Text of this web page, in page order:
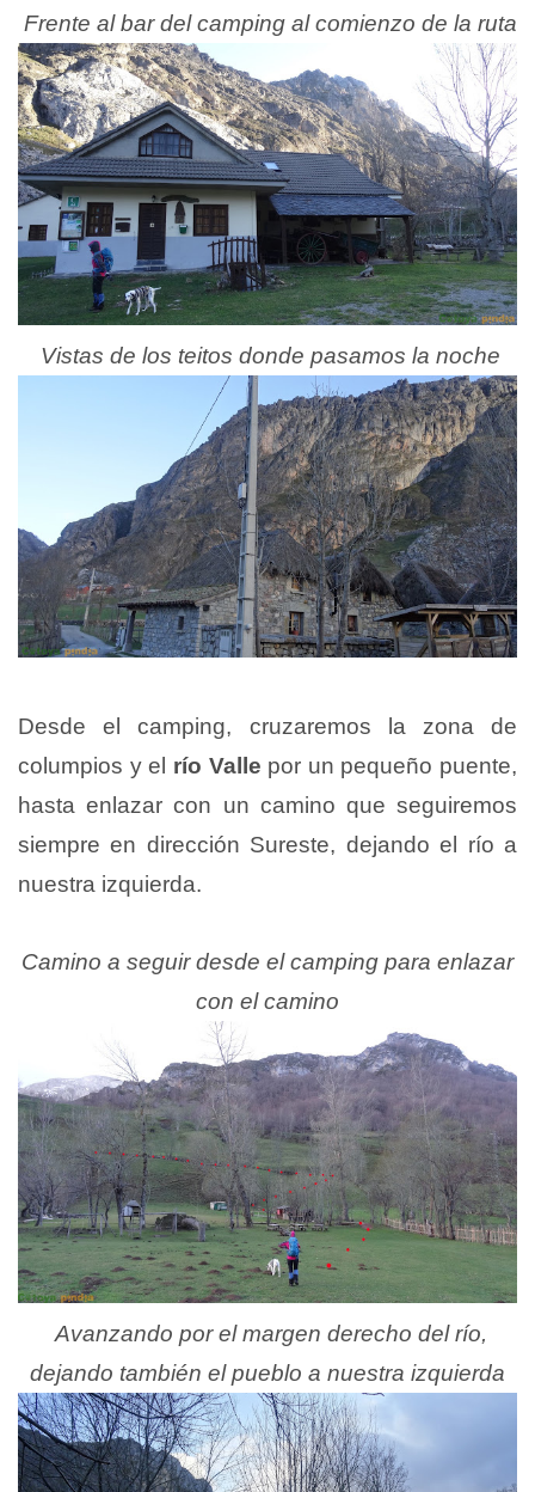
Frente al bar del camping al comienzo de la ruta
Vistas de los teitos donde pasamos la noche
Desde el camping, cruzaremos la zona de
columpios y el río Valle por un pequeño puente,
hasta enlazar con un camino que seguiremos
siempre en dirección Sureste, dejando el río a
nuestra izquierda.
Camino a seguir desde el camping para enlazar
con el camino
Avanzando por el margen derecho del río,
dejando también el pueblo a nuestra izquierda